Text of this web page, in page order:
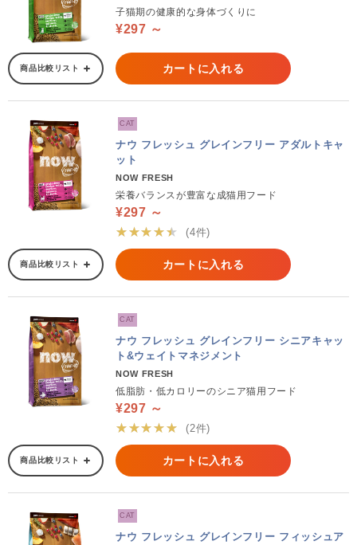
子猫期の健康的な身体づくりに
¥297 ～
商品比較リスト カートに入れる
CAT
ナウ フレッシュ グレインフリー アダルトキャ
ット
NOW FRESH
栄養バランスが豊富な成猫用フード
¥297 ～
★★★★★
(4件)
商品比較リスト カートに入れる
CAT
ナウ フレッシュ グレインフリー シニアキャッ
ト&ウェイトマネジメント
NOW FRESH
低脂肪・低カロリーのシニア猫用フード
¥297 ～
★★★★★
(2件)
商品比較リスト カートに入れる
CAT
ナウ フレッシュ グレインフリー フィッシュア